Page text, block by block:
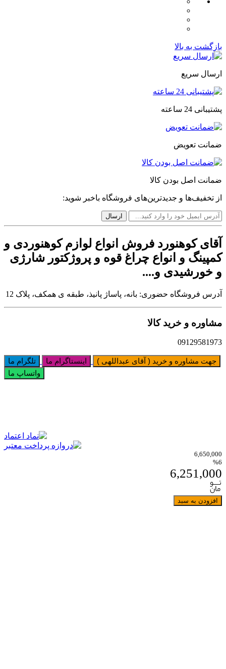
بازگشت به بالا
ارسال سریع
پشتیبانی 24 ساعته
ضمانت تعویض
ضمانت اصل بودن کالا
از تخفیف‌ها و جدیدترین‌های فروشگاه باخبر شوید:
آقای کوهنورد فروش انواع لوازم کوهنوردی و
کمپینگ و انواع چراغ قوه و پروژکتور شارژی
و خورشیدی و....
آدرس فروشگاه حضوری: بانه، پاساژ پانیذ، طبقه ی همکف، پلاک 12
مشاوره و خرید کالا
09129581973
جهت مشاوره و خرید ( آقای عبداللهی ) اینستاگرام ما
تلگرام ما
واتساپ ما
6,650,000
%6
6,251,000
افزودن به سبد